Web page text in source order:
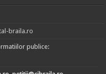
braila.ro
publice: